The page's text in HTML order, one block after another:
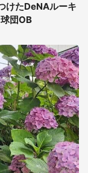
けたDeNAルーキ
団OB